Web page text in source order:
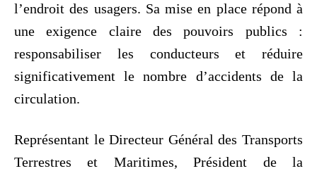
l’endroit des usagers. Sa mise en place répond à
une exigence claire des pouvoirs publics :
responsabiliser les conducteurs et réduire
significativement le nombre d’accidents de la
circulation.
Représentant le Directeur Général des Transports
Terrestres et Maritimes, Président de la